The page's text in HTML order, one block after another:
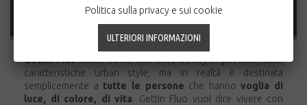
MAGGIORI INFORMAZIONI
Gettin'Fluonasce come una linea trendy e giovanile, dalle
caratteristiche urban style, ma in realtà è destinata
semplicemente a tutte le persone che hannovoglia di
luce, di colore, di vita. Gettin Fluo vuol dire vivere con
Politica sulla privacy e sui cookie